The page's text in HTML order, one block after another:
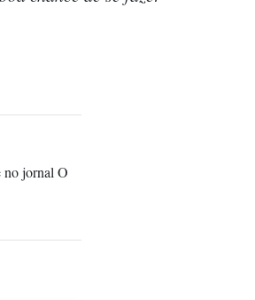
no jornal O